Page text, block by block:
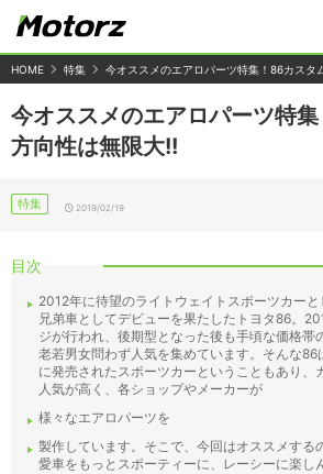
HOME 特集 今オススメのエアロパーツ特集！86カスタ
今オススメのエアロパーツ特
方向性は無限大!!
特集 2019/02/19
目次
2012年に待望のライトウェイトスポーツカー
兄弟車としてデビューを果たしたトヨタ86。
ジが行われ、後期型となった後も手頃な価格帯
老若男女問わず人気を集めています。そんな86
に発売されたスポーツカーということもあり、
人気が高く、各ショップやメーカーが
様々なエアロパーツを
製作しています。そこで、今回はオススメする
愛車をもっとスポーティーに、レーシーに楽し